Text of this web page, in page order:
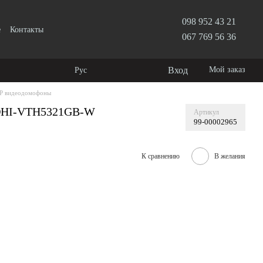
Контакты
098 952 43 21
067 769 56 36
Рус Вход Мой заказ
видеодомофоны
VTH5321GB-W Артикул
99-00002965
К сравнению В желания